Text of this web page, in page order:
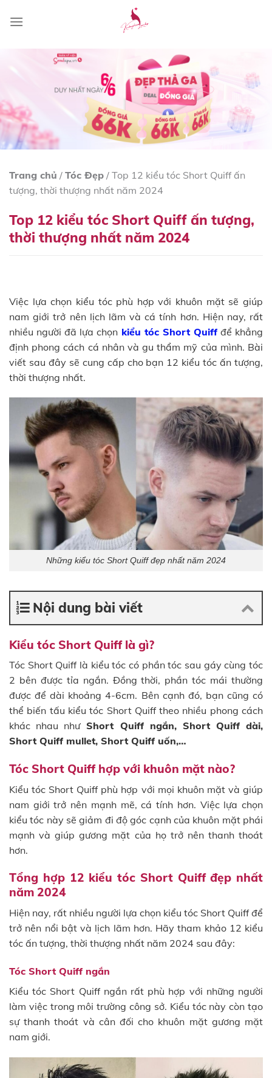
Trang chủ / Tóc Đẹp / Top 12 kiểu tóc Short Quiff ấn
tượng, thời thượng nhất năm 2024
Top 12 kiểu tóc Short Quiff ấn tượng,
thời thượng nhất năm 2024
Việc lựa chọn kiểu tóc phù hợp với khuôn mặt sẽ giúp
nam giới trở nên lịch lãm và cá tính hơn. Hiện nay, rất
nhiều người đã lựa chọn kiểu tóc Short Quiff để khẳng
định phong cách cá nhân và gu thẩm mỹ của mình. Bài
viết sau đây sẽ cung cấp cho bạn 12 kiểu tóc ấn tượng,
thời thượng nhất.
Những kiểu tóc Short Quiff đẹp nhất năm 2024
Nội dung bài viết
Kiểu tóc Short Quiff là gì?
Tóc Short Quiff là kiểu tóc có phần tóc sau gáy cùng tóc
2 bên được tỉa ngắn. Đồng thời, phần tóc mái thường
được để dài khoảng 4-6cm. Bên cạnh đó, bạn cũng có
thể biến tấu kiểu tóc Short Quiff theo nhiều phong cách
khác nhau nhưShort Quiff ngắn, Short Quiff dài,
Short Quiff mullet, Short Quiff uốn,…
Tóc Short Quiff hợp với khuôn mặt nào?
Kiểu tóc Short Quiff phù hợp với mọi khuôn mặt và giúp
nam giới trở nên mạnh mẽ, cá tính hơn. Việc lựa chọn
kiểu tóc này sẽ giảm đi độ góc cạnh của khuôn mặt phái
mạnh và giúp gương mặt của họ trở nên thanh thoát
hơn.
Tổng hợp 12 kiểu tóc Short Quiff đẹp nhất
năm 2024
Hiện nay, rất nhiều người lựa chọn kiểu tóc Short Quiff để
trở nên nổi bật và lịch lãm hơn. Hãy tham khảo 12 kiểu
tóc ấn tượng, thời thượng nhất năm 2024 sau đây:
Tóc Short Quiff ngắn
Kiểu tóc Short Quiff ngắn rất phù hợp với những người
làm việc trong môi trường công sở. Kiểu tóc này còn tạo
sự thanh thoát và cân đối cho khuôn mặt gương mặt
nam giới.